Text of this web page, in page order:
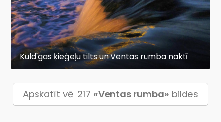
Kuldīgas ķieģeļu tilts un Ventas rumba naktī
Apskatīt vēl 217 «Ventas rumba» bildes